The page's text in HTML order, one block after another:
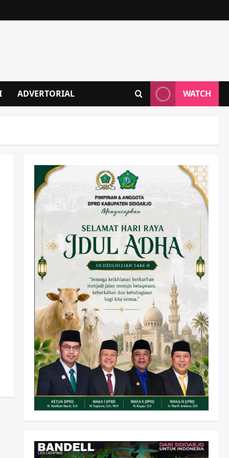
ADVERTORIAL WATCH